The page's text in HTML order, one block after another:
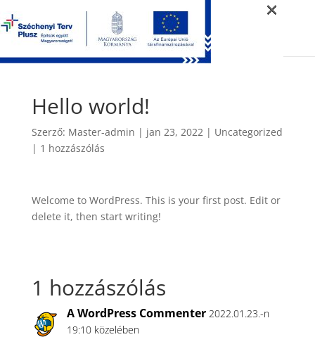
Hello world!
Szerző: Master-admin | jan 23, 2022| Uncategorized
| 1 hozzászólás
Welcome to WordPress. This is your first post. Edit or
delete it, then start writing!
1 hozzászólás
A WordPress Commenter 2022.01.23.-n
19:10 közelében
×